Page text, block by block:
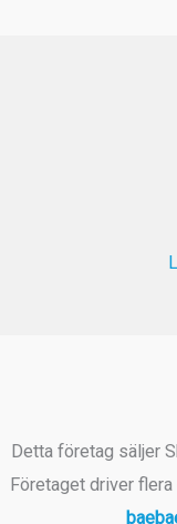
Detta företag säljer
Företaget driver